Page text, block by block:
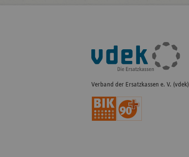
Fußleisten-
Navigation
Verband der Ersatzkassen e. V. (vdek)